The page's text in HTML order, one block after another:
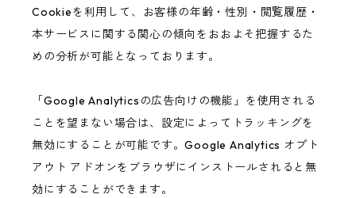
Cookieを利用して、お客様の年齢・性別・閲覧履歴・
本サービスに関する関心の傾向をおおよそ把握するた
めの分析が可能となっております。
「Google Analyticsの広告向けの機能」を使用される
ことを望まない場合は、設定によってトラッキングを
無効にすることが可能です。Google Analytics オプト
アウト アドオンをブラウザにインストールされると無
効にすることができます。